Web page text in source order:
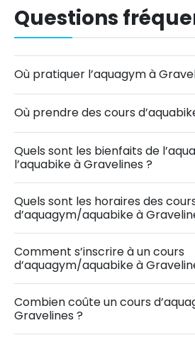
Questions
Où pratiquer l’aquagym à
Où prendre des cours
Quels sont les bienfaits de
l’aquabike à Gravelines ?
Quels sont les horaires des
d’aquagym/aquabike à
Comment s’inscrire à un cours
d’aquagym/aquabike à
Combien coûte un cours
Gravelines ?